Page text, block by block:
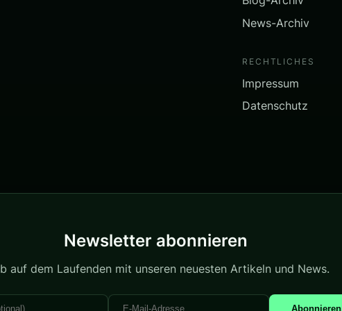
News-Archiv
RECHTLICHES
Impressum
Datenschutz
Newsletter abonnieren
auf dem Laufenden mit unseren neuesten Artikeln und News.
Abonnieren